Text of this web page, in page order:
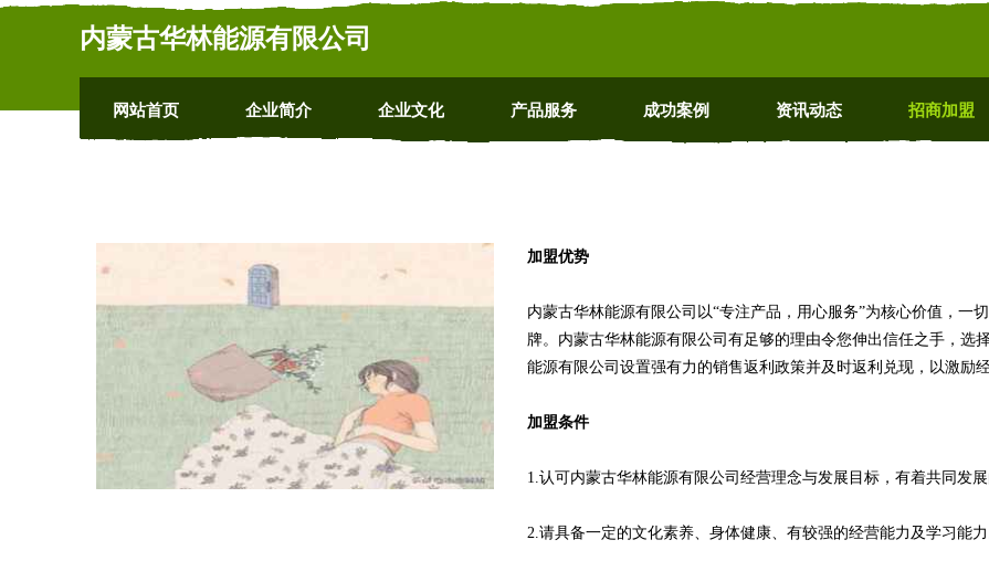
内蒙古华林能源有限公司
网站首页 企业简介 企业文化 产品服务 成功案例 资讯动态 招商加盟
加盟优势
内蒙古华林能源有限公司以“专注产品，用心服务”为核心价值，一
牌。内蒙古华林能源有限公司有足够的理由令您伸出信任之手，选
能源有限公司设置强有力的销售返利政策并及时返利兑现，以激励
加盟条件
1.认可内蒙古华林能源有限公司经营理念与发展目标，有着共同发展
2.请具备一定的文化素养、身体健康、有较强的经营能力及学习能力